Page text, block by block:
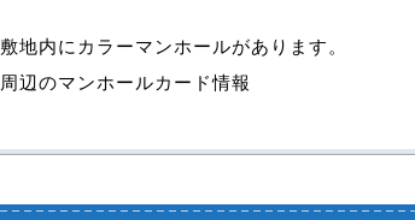
敷地内にカラーマンホールがあります。
周辺のマンホールカード情報